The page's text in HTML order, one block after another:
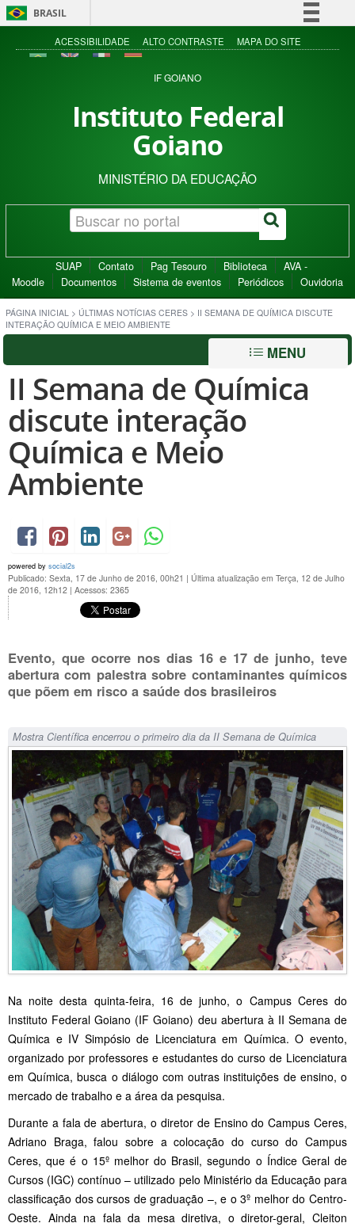
BRASIL
Simplifique!
Acesso à informação
ACESSIBILIDADE ALTO CONTRASTE MAPA DO SITE
IF GOIANO
Instituto Federal
Goiano
MINISTÉRIO DA EDUCAÇÃO
SUAP Contato Pag Tesouro Biblioteca
AVA -
Moodle
Documentos Sistema de eventos Periódicos Ouvidoria
PÁGINA INICIAL > ÚLTIMAS NOTÍCIAS CERES > II SEMANA DE QUÍMICA DISCUTE
INTERAÇÃO QUÍMICA E MEIO AMBIENTE
MENU
II Semana de Química
discute interação
Química e Meio
Ambiente
powered by social2s
Publicado: Sexta, 17 de Junho de 2016, 00h21 | Última atualização em Terça, 12 de Julho
de 2016, 12h12 | Acessos: 2365
Evento, que ocorre nos dias 16 e 17 de junho, teve
abertura com palestra sobre contaminantes químicos
que põem em risco a saúde dos brasileiros
Mostra Científica encerrou o primeiro dia da II Semana de Química
Na noite desta quinta-feira, 16 de junho, o Campus Ceres do
Instituto Federal Goiano (IF Goiano) deu abertura à II Semana de
Química e IV Simpósio de Licenciatura em Química. O evento,
organizado por professores e estudantes do curso de Licenciatura
em Química, busca o diálogo com outras instituições de ensino, o
mercado de trabalho e a área da pesquisa.
Durante a fala de abertura, o diretor de Ensino do Campus Ceres,
Adriano Braga, falou sobre a colocação do curso do Campus
Ceres, que é o 15º melhor do Brasil, segundo o Índice Geral de
Cursos (IGC) contínuo – utilizado pelo Ministério da Educação para
classificação dos cursos de graduação –, e o 3º melhor do Centro-
Oeste. Ainda na fala da mesa diretiva, o diretor-geral, Cleiton